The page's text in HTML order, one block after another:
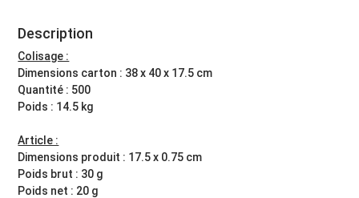
Description
Colisage :
Dimensions carton : 38 x 40 x 17.5 cm
Quantité : 500
Poids : 14.5 kg
Article :
Dimensions produit : 17.5 x 0.75 cm
Poids brut : 30 g
Poids net : 20 g